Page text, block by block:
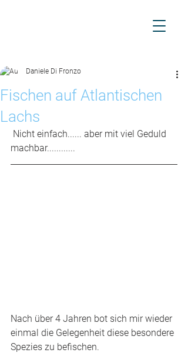
Fischen auf Atlantischen
Lachs
Daniele Di Fronzo
machbar............
Nach über 4 Jahren bot sich mir wieder
einmal die Gelegenheit diese besondere
Spezies zu befischen.